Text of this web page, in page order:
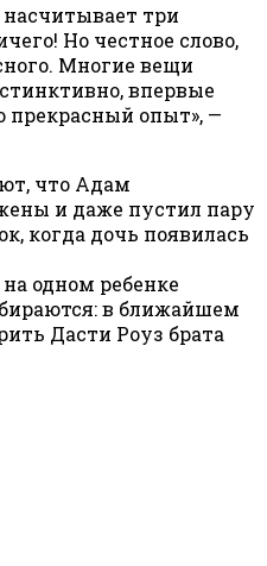
три
Но честное слово,
Многие вещи
впервые
прекрасный опыт», —
что Адам
и даже пустил пару
когда дочь появилась
одном ребенке
в ближайшем
Дасти Роуз брата